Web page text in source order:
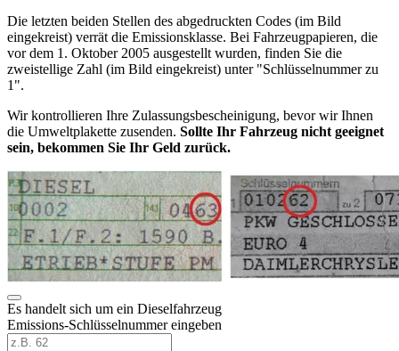
Die letzten beiden Stellen des abgedruckten Codes (im Bild
eingekreist) verrät die Emissionsklasse. Bei Fahrzeugpapieren, die
vor dem 1. Oktober 2005 ausgestellt wurden, finden Sie die
zweistellige Zahl (im Bild eingekreist) unter "Schlüsselnummer zu
1".
Wir kontrollieren Ihre Zulassungsbescheinigung, bevor wir Ihnen
die Umweltplakette zusenden. Sollte Ihr Fahrzeug nicht geeignet
sein, bekommen Sie Ihr Geld zurück.
Es handelt sich um ein Dieselfahrzeug
Emissions-Schlüsselnummer eingeben